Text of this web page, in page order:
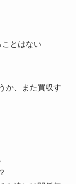
とはない
か、また買収す